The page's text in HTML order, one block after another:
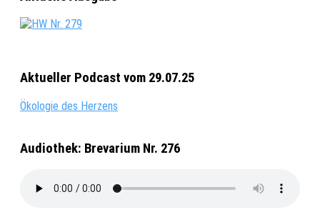
Aktueller Podcast vom 29.07.25
Ökologie des Herzens
Audiothek: Brevarium Nr. 276